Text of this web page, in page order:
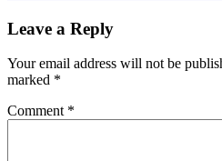
Leave a Reply
Your email address will not be
marked *
Comment *